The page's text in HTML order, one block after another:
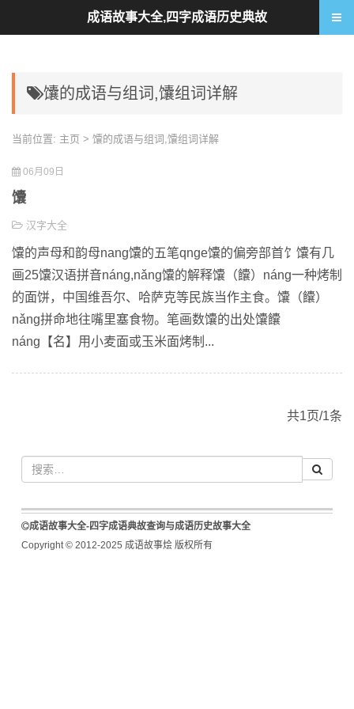
馕的成语与组词,馕组词详解
当前位置: 主页 > 馕的成语与组词,馕组词详解
06月09日
馕
汉字大全
馕的声母和韵母nang馕的五笔qnge馕的偏旁部首饣馕有几
画25馕汉语拼音náng,nǎng馕的解释馕（饢）náng一种烤制
的面饼，中国维吾尔、哈萨克等民族当作主食。馕（饢）
nǎng拼命地往嘴里塞食物。笔画数馕的出处馕饢
náng【名】用小麦面或玉米面烤制...
共1页/1条
成语故事大全-四字成语典故查询与成语历史故事大全
Copyright © 2012-2025 成语故事烩 版权所有
成语故事大全,四字成语历史典故